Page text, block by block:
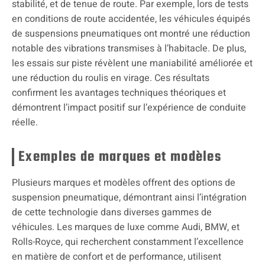
stabilité, et de tenue de route. Par exemple, lors de tests
en conditions de route accidentée, les véhicules équipés
de suspensions pneumatiques ont montré une réduction
notable des vibrations transmises à l’habitacle. De plus,
les essais sur piste révèlent une maniabilité améliorée et
une réduction du roulis en virage. Ces résultats
confirment les avantages techniques théoriques et
démontrent l’impact positif sur l’expérience de conduite
réelle.
Exemples de marques et modèles
Plusieurs marques et modèles offrent des options de
suspension pneumatique, démontrant ainsi l’intégration
de cette technologie dans diverses gammes de
véhicules. Les marques de luxe comme Audi, BMW, et
Rolls-Royce, qui recherchent constamment l’excellence
en matière de confort et de performance, utilisent